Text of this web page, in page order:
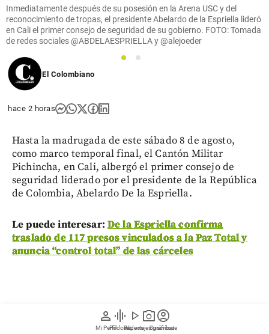
person
Mi Perfil
graphic_eq
Pódcast
play_arrow
Videos
photo_camera
Reportajes gráficos
account_circle
Suscríbete
Inmediatamente después de su posesión en la Arena USC y del
reconocimiento de tropas, el presidente Abelardo de la Espriella lideró
en Cali el primer consejo de seguridad de su gobierno. FOTO: Tomada
de redes sociales @ABDELAESPRIELLA y @alejoeder
1
2
El Colombiano
hace 2 horas
Hasta la madrugada de este sábado 8 de agosto,
como marco temporal final, el Cantón Militar
Pichincha, en Cali, albergó el primer consejo de
seguridad liderado por el presidente de la República
de Colombia, Abelardo De la Espriella.
Le puede interesar: De la Espriella confirma
traslado de 117 presos vinculados a la Paz Total y
anuncia “control total” de las cárceles